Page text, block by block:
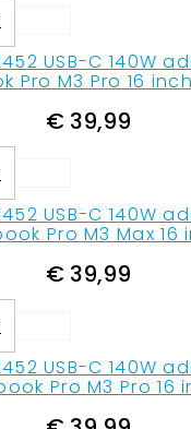
USB-C 140W
Pro M3 Pro 16
€ 39,99
USB-C 140W
Pro M3 Max 16
€ 39,99
USB-C 140W
Pro M3 Pro 16